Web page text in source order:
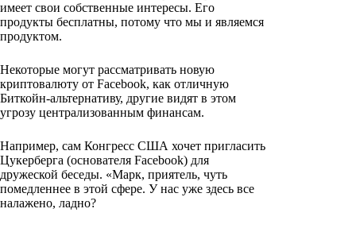
имеет свои собственные интересы. Его
продукты бесплатны, потому что мы и являемся
продуктом.
Некоторые могут рассматривать новую
криптовалюту от Facebook, как отличную
Биткойн-альтернативу, другие видят в этом
угрозу централизованным финансам.
Например, сам Конгресс США хочет пригласить
Цукерберга (основателя Facebook) для
дружеской беседы. «Марк, приятель, чуть
помедленнее в этой сфере. У нас уже здесь все
налажено, ладно?